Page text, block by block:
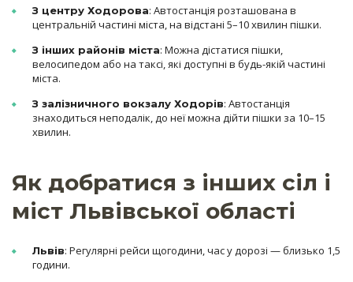
З центру Ходорова: Автостанція розташована в
центральній частині міста, на відстані 5–10 хвилин пішки.
З інших районів міста: Можна дістатися пішки,
велосипедом або на таксі, які доступні в будь-якій частині
міста.
З залізничного вокзалу Ходорів: Автостанція
знаходиться неподалік, до неї можна дійти пішки за 10–15
хвилин.
Як добратися з інших сіл і
міст Львівської області
Львів: Регулярні рейси щогодини, час у дорозі — близько 1,5
години.